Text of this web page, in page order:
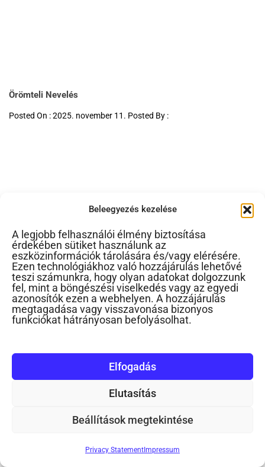
Beleegyezés kezelése
A legjobb felhasználói élmény biztosítása
érdekében sütiket használunk az
eszközinformációk tárolására és/vagy elérésére.
Ezen technológiákhoz való hozzájárulás lehetővé
teszi számunkra, hogy olyan adatokat dolgozzunk
fel, mint a böngészési viselkedés vagy az egyedi
azonosítók ezen a webhelyen. A hozzájárulás
megtagadása vagy visszavonása bizonyos
funkciókat hátrányosan befolyásolhat.
Elfogadás
Elutasítás
Beállítások megtekintése
Privacy Statement Impressum
Örömteli Nevelés
Posted On : 2025. november 11. Posted By :
Tanulás a gyerekkel, aki alsós
Posted On : 2022. január 26. Posted By :
Posted On : 2019. december 14. Posted By :